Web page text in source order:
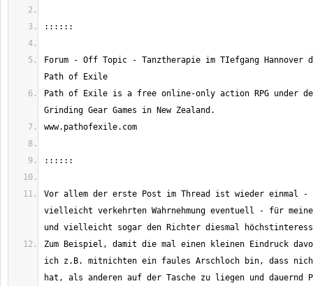
Forum - Off Topic - Tanztherapie im TIefgang
Path of Exile is a free online-only action RPG under
Vor allem der erste Post im Thread ist wieder einmal -
vielleicht verkehrten Wahrnehmung eventuell - für
Zum Beispiel, damit die mal einen kleinen Eindruck davon
ich z.B. mitnichten ein faules Arschloch bin, dass
hat, als anderen auf der Tasche zu liegen und